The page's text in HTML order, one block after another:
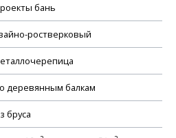
бань
ростверковый
деревянным балкам
бруса
(КР)
основного комплекта КР
спецификация материалов
спецификация элементов